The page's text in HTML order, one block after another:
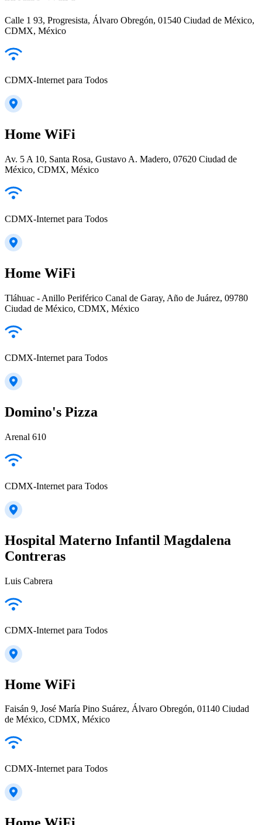
Calle 1 93, Progresista, Álvaro Obregón, 01540 Ciudad de México,
CDMX, México
CDMX-Internet para Todos
Home WiFi
Av. 5 A 10, Santa Rosa, Gustavo A. Madero, 07620 Ciudad de
México, CDMX, México
CDMX-Internet para Todos
Home WiFi
Tláhuac - Anillo Periférico Canal de Garay, Año de Juárez, 09780
Ciudad de México, CDMX, México
CDMX-Internet para Todos
Domino's Pizza
Arenal 610
CDMX-Internet para Todos
Hospital Materno Infantil Magdalena
Contreras
Luis Cabrera
CDMX-Internet para Todos
Home WiFi
Faisán 9, José María Pino Suárez, Álvaro Obregón, 01140 Ciudad
de México, CDMX, México
CDMX-Internet para Todos